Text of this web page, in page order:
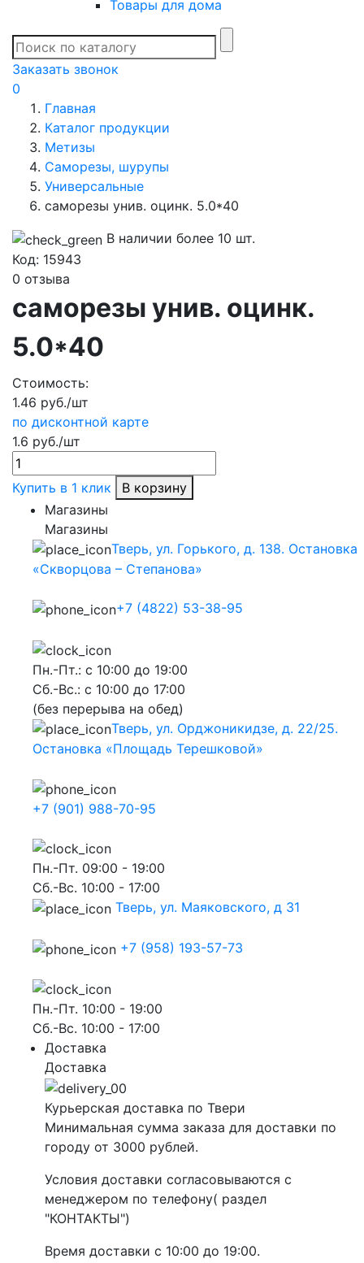
Товары для дома
Заказать звонок
0
Главная
Каталог продукции
Метизы
Саморезы, шурупы
Универсальные
саморезы унив. оцинк. 5.0*40
В наличии более 10 шт.
Код: 15943
0 отзыва
саморезы унив. оцинк.
5.0*40
Стоимость:
1.46 руб./шт
по дисконтной карте
1.6 руб./шт
Купить в 1 клик
В корзину
Магазины
Магазины
Тверь, ул. Горького, д. 138. Остановка
«Скворцова – Степанова»
+7 (4822) 53-38-95
Пн.-Пт.: с 10:00 до 19:00
Сб.-Вс.: с 10:00 до 17:00
(без перерыва на обед)
Тверь, ул. Орджоникидзе, д. 22/25.
Остановка «Площадь Терешковой»
+7 (901) 988-70-95
Пн.-Пт. 09:00 - 19:00
Сб.-Вс. 10:00 - 17:00
Тверь, ул. Маяковского, д 31
+7 (958) 193-57-73
Пн.-Пт. 10:00 - 19:00
Сб.-Вс. 10:00 - 17:00
Доставка
Доставка
Курьерская доставка по Твери
Минимальная сумма заказа для доставки по
городу от 3000 рублей.
Условия доставки согласовываются с
менеджером по телефону( раздел
"КОНТАКТЫ")
Время доставки с 10:00 до 19:00.